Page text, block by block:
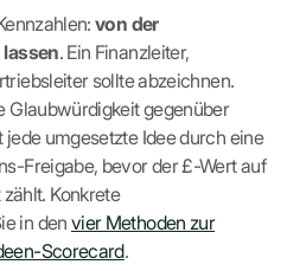
von der
. Ein Finanzleiter,
sollte abzeichnen.
Glaubwürdigkeit gegenüber
umgesetzte Idee durch eine
Freigabe, bevor der £-Wert auf
Konkrete
in den vier Methoden zur
Scorecard.